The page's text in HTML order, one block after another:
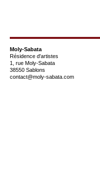
Moly-Sabata
Résidence d'artistes
1, rue Moly-Sabata
38550 Sablons
contact@moly-sabata.com